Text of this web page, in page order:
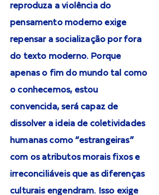
reproduza a violência do
pensamento moderno exige
repensar a socialização por fora
do texto moderno. Porque
apenas o fim do mundo tal como
o conhecemos, estou
convencida, será capaz de
dissolver a ideia de coletividades
humanas como “estrangeiras”
com os atributos morais fixos e
irreconciliáveis que as diferenças
culturais engendram. Isso exige